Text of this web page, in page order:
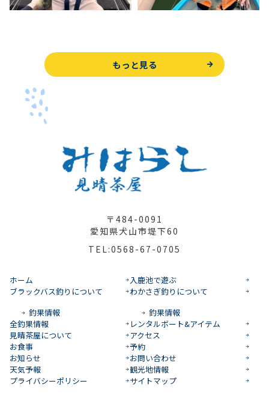
もっと見る
〒484-0091
愛知県犬山市堤下60
TEL:0568-67-0705
ホーム
入鹿池で遊ぶ
ブラックバス釣りについて
釣果情報
わかさぎ釣りについて
釣果情報
全釣果情報
レンタルボート&アイテム
見晴茶屋について
アクセス
お食事
予約
お知らせ
お問い合わせ
天気予報
観光地情報
プライバシーポリシー
サイトマップ